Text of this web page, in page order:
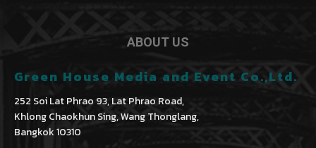
ABOUT US
Green House Media and Event Co.,Ltd.
252 Soi Lat Phrao 93, Lat Phrao Road,
Khlong Chaokhun Sing, Wang Thonglang,
Bangkok 10310